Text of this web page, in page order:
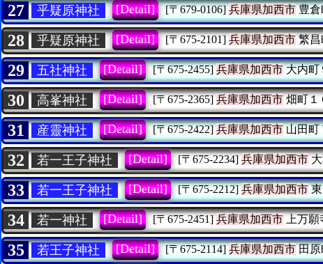
27 乎疑原神社 [Detail] [〒679-0106] 兵庫県加西市豊倉
28 乎疑原神社 [Detail] [〒675-2101] 兵庫県加西市繁昌
29 五社神社 [Detail] [〒675-2455] 兵庫県加西市大内町
30 高峯神社 [Detail] [〒675-2365] 兵庫県加西市畑町１
31 産靈神社 [Detail] [〒675-2422] 兵庫県加西市山田町
32 若一王子神社 [Detail] [〒675-2234] 兵庫県加西市大
33 若一王子神社 [Detail] [〒675-2212] 兵庫県加西市東
34 若一神社 [Detail] [〒675-2451] 兵庫県加西市上万願
35 若王子神社 [Detail] [〒675-2114] 兵庫県加西市田原